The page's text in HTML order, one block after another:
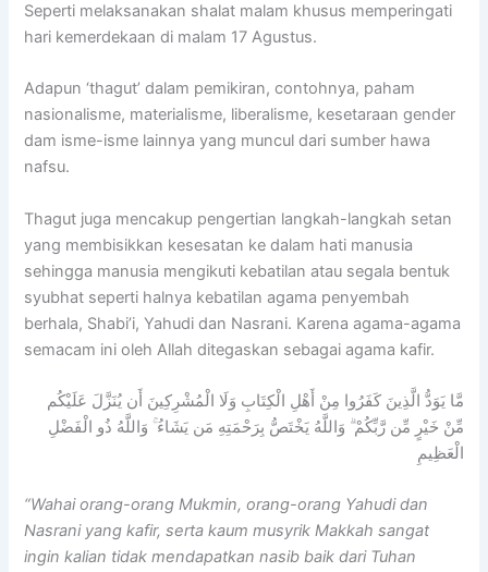
Seperti melaksanakan shalat malam khusus memperingati
hari kemerdekaan di malam 17 Agustus.
Adapun ‘thagut’ dalam pemikiran, contohnya, paham
nasionalisme, materialisme, liberalisme, kesetaraan gender
dam isme-isme lainnya yang muncul dari sumber hawa
nafsu.
Thagut juga mencakup pengertian langkah-langkah setan
yang membisikkan kesesatan ke dalam hati manusia
sehingga manusia mengikuti kebatilan atau segala bentuk
syubhat seperti halnya kebatilan agama penyembah
berhala, Shabi’i, Yahudi dan Nasrani. Karena agama-agama
semacam ini oleh Allah ditegaskan sebagai agama kafir.
مَّا يَوَدُّ الَّذِينَ كَفَرُوا مِنْ أَهْلِ الْكِتَابِ وَلَا الْمُشْرِكِينَ أَن يُنَزَّلَ عَلَيْكُم
مِّنْ خَيْرٍ مِّن رَّبِّكُمْ ۗ وَاللَّهُ يَخْتَصُّ بِرَحْمَتِهِ مَن يَشَاءُ ۚ وَاللَّهُ ذُو الْفَضْلِ
الْعَظِيمِ
“Wahai orang-orang Mukmin, orang-orang Yahudi dan
Nasrani yang kafir, serta kaum musyrik Makkah sangat
ingin kalian tidak mendapatkan nasib baik dari Tuhan